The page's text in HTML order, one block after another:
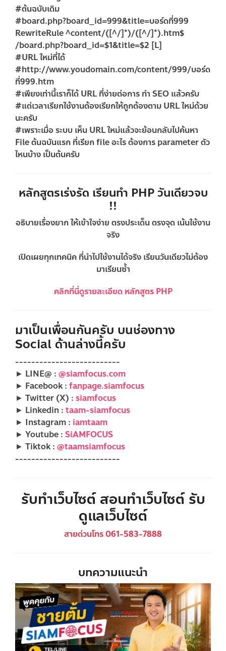
#ต้นฉบับเดิม
#board.php?board_id=999&title=บอร์ดที่999
RewriteRule ^content/([^/]*)/([^/]*).htm$
/board.php?board_id=$1&title=$2 [L]
#URL ใหม่ที่ได้
#http://www.youdomain.com/content/999/บอร์ด
ที่999.htm
#เพียงเท่านี้เราก็ได้ URL ที่ง่ายต่อการ ทำ SEO แล้วครับ
#แต่เวลาเรียกใช้งานต้องเรียกให้ถูกต้องตาม URL ใหม่ด้วย
นะครับ
#เพราะเมื่อ ระบบ เห็น URL ใหม่แล้วจะย้อนกลับไปค้นหา
File ต้นฉบันแรก ที่เรียก file อะไร ต้องการ parameter ตัว
ไหนบ้าง เป็นต้นครับ
หลักสูตรเร่งรัด เรียนทำ PHP วันเดียวจบ
!!
อธิบายเรื่องยาก ให้เข้าใจง่าย ตรงประเด็น ตรงจุด เน้นใช้งาน
จริง
เปิดเผยทุกเทคนิค ที่นำไปใช้งานได้จริง เรียนวันเดียวไม่ต้อง
มาเรียนซ้ำ
คลิกที่นี่ดูรายละเอียด หลักสูตร PHP
มาเป็นเพื่อนกันครับ บนช่องทาง
Social ด้านล่างนี้ครับ
--------------------------
► LINE@ : @siamfocus.com
► Facebook : fanpage.siamfocus
► Twitter (X) : siamfocus
► Linkedin : taam-siamfocus
► Instagram : iamtaam
► Youtube : SiAMFOCUS
► Tiktok : @taamsiamfocus
--------------------------
รับทำเว็บไซต์ สอนทำเว็บไซต์ รับ
ดูแลเว็บไซต์
สายด่วนโทร 061-583-7888
บทความแนะนำ